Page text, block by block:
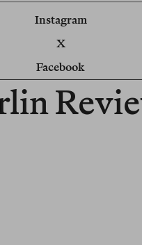
Instagram
X
Facebook